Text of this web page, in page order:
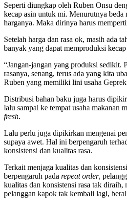
Seperti diungkap oleh Ruben Onsu
kecap asin untuk mi. Menurutnya beda
harganya. Maka dirinya harus
Setelah harga dan rasa ok, masih ada
banyak yang dapat memproduksi kecap
“Jangan-jangan yang produksi sedikit.
rasanya, senang, terus ada yang kita
Ruben yang memiliki lini usaha
Distribusi bahan baku juga harus
lalu sampai ke tempat usaha makanan
fresh.
Lalu perlu juga dipikirkan mengenai
supaya awet. Hal ini berpengaruh
konsistensi dan kualitas rasa.
Terkait menjaga kualitas dan
berpengaruh pada repeat order,
kualitas dan konsistensi rasa tak diraih,
pelanggan kapok tak kembali lagi,